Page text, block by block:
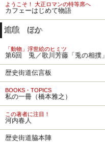
ようこそ！ 大正ロマンの特等席へ
カフェーはじめて物語
連載 ほか
「動物」浮世絵のヒミツ
第6回 兎／歌川芳藤「兎の相撲」
歴史街道伝言板
BOOKS・TOPICS
私の一冊（橋本雅之）
この著者に注目！
河内春人
歴史街道脇本陣